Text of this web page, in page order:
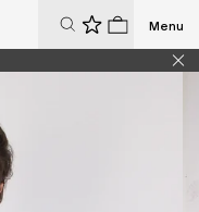
0 0
Menu